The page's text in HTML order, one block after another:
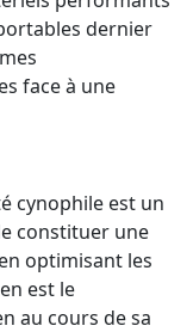
dernier
face à une
cynophile est un
constituer une
optimisant les
est le
au cours de sa